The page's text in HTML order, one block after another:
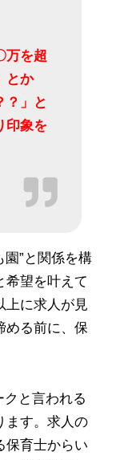
万を超
とか
？」と
印象を
園”と関係を構
希望を叶えて
上に求人が見
める前に、保
と言われる
ます。求人の
保育士からい